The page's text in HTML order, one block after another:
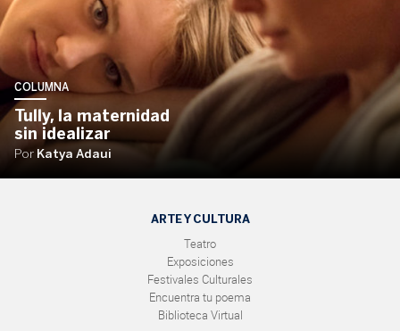
COLUMNA
Tully, la maternidad
sin idealizar
Por Katya Adaui
ARTE Y CULTURA
Teatro
Exposiciones
Festivales Culturales
Encuentra tu poema
Biblioteca Virtual